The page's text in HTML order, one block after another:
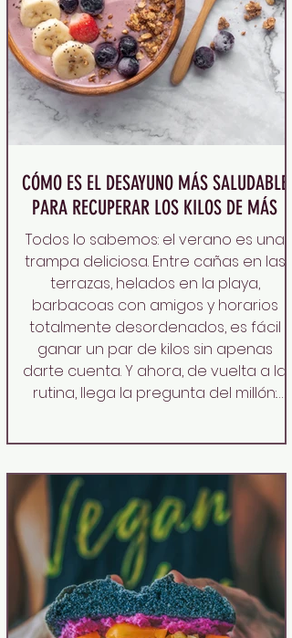
CÓMO ES EL DESAYUNO MÁS SALUDABLE
PARA RECUPERAR LOS KILOS DE MÁS
Todos lo sabemos: el verano es una
trampa deliciosa. Entre cañas en las
terrazas, helados en la playa,
barbacoas con amigos y horarios
totalmente desordenados, es fácil
ganar un par de kilos sin apenas
darte cuenta. Y ahora, de vuelta a la
rutina, llega la pregunta del millón:
La respuesta empieza en el
desayuno. Lejos de ser “la comida
más importante del día” en un sentido
rígido, el de